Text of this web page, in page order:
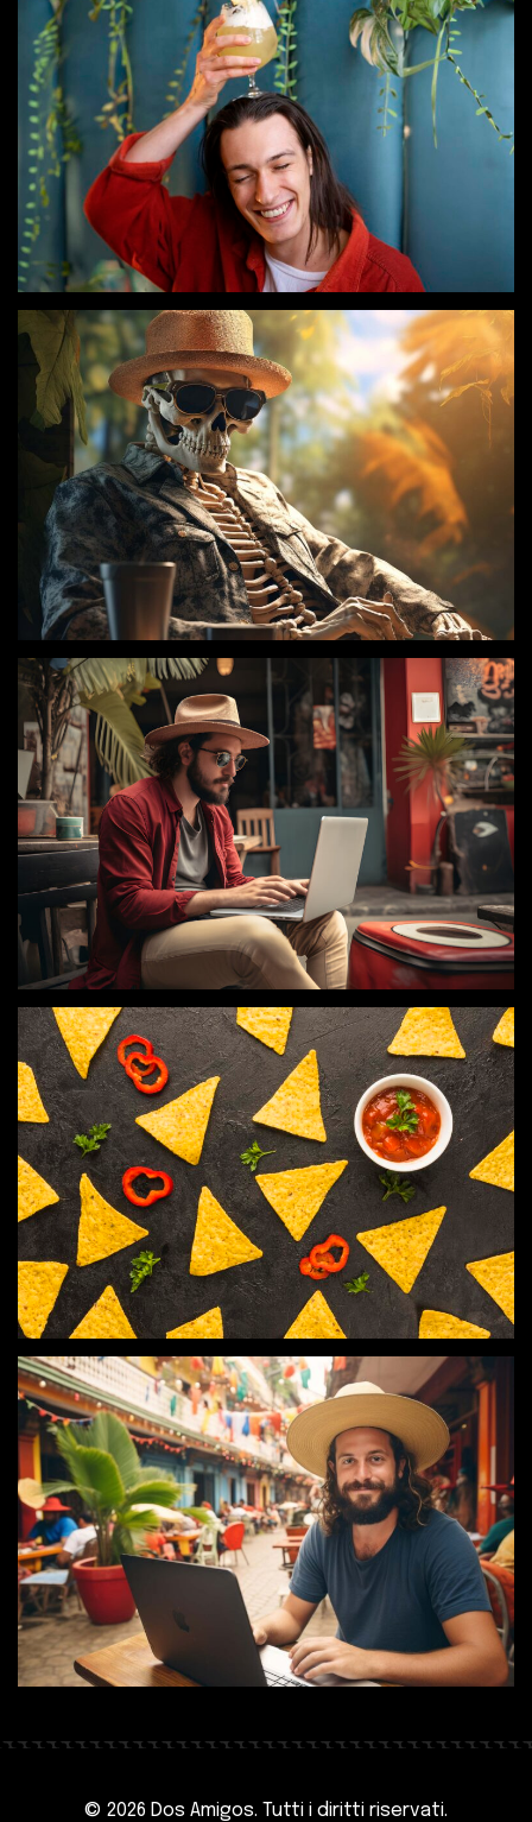
© 2026 Dos Amigos. Tutti i diritti riservati.